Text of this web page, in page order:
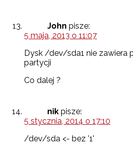
John pisze:
5 maja, 2013 o 11:07
Dysk /dev/sda1 nie zawiera
partycji
Co dalej ?
nik pisze:
5 stycznia, 2014 o 17:10
/dev/sda <- bez '1'